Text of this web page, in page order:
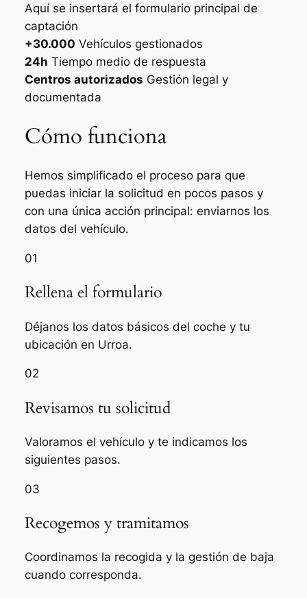
Aquí se insertará el formulario principal de
captación
+30.000 Vehículos gestionados
24h Tiempo medio de respuesta
Centros autorizados Gestión legal y
documentada
Cómo funciona
Hemos simplificado el proceso para que
puedas iniciar la solicitud en pocos pasos y
con una única acción principal: enviarnos los
datos del vehículo.
01
Rellena el formulario
Déjanos los datos básicos del coche y tu
ubicación en Urroa.
02
Revisamos tu solicitud
Valoramos el vehículo y te indicamos los
siguientes pasos.
03
Recogemos y tramitamos
Coordinamos la recogida y la gestión de baja
cuando corresponda.